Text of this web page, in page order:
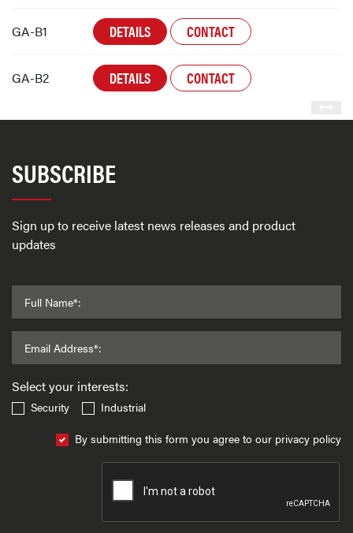
GA-B1 DETAILS CONTACT
GA-B2 DETAILS CONTACT
SUBSCRIBE
Sign up to receive latest news releases and product
updates
Full Name*:
Email Address*:
Select your interests:
Security
Industrial
By submitting this form you agree to our privacy policy